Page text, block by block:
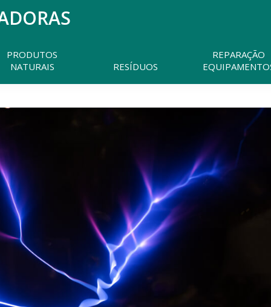
PRODUTOS
NATURAIS
RESÍDUOS
REPARAÇÃO